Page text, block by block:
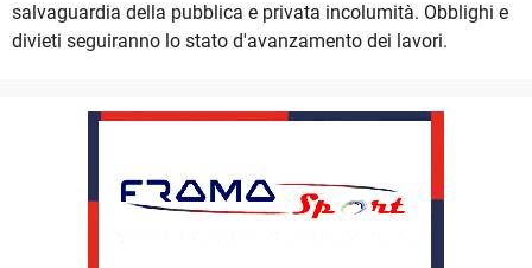
salvaguardia della pubblica e privata incolumità. Obblighi e
divieti seguiranno lo stato d'avanzamento dei lavori.